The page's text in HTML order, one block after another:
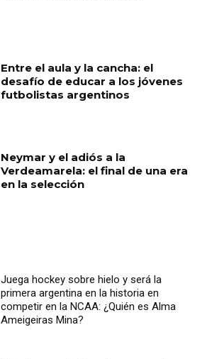
Entre el aula y la cancha: el
desafío de educar a los jóvenes
futbolistas argentinos
Neymar y el adiós a la
Verdeamarela: el final de una era
en la selección
Juega hockey sobre hielo y será la
primera argentina en la historia en
competir en la NCAA: ¿Quién es Alma
Ameigeiras Mina?